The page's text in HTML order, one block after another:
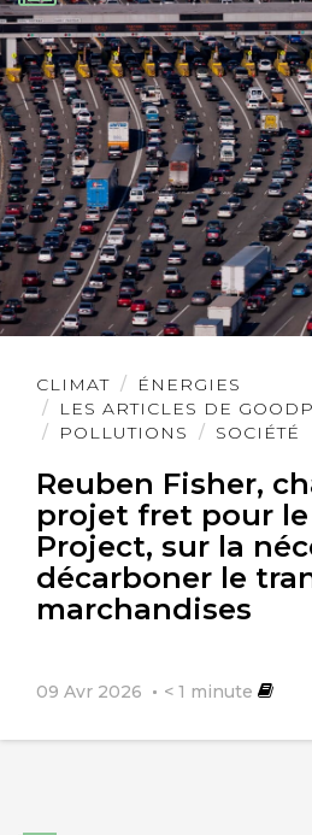
CLIMAT
ÉNERGIES
LES ARTICLES DE
POLLUTIONS
SOCIÉTÉ
Reuben Fisher,
projet fret pour
Project, sur la
décarboner le
marchandises
09 Avr 2026 < 1 minute
Lire
l'article